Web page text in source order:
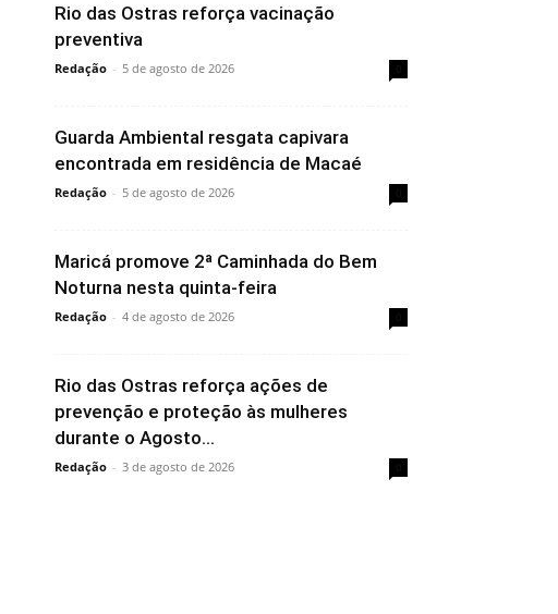
Rio das Ostras reforça vacinação
preventiva
Redação - 5 de agosto de 2026
Guarda Ambiental resgata capivara
encontrada em residência de Macaé
Redação - 5 de agosto de 2026
Maricá promove 2ª Caminhada do Bem
Noturna nesta quinta-feira
Redação - 4 de agosto de 2026
Rio das Ostras reforça ações de
prevenção e proteção às mulheres
durante o Agosto...
Redação - 3 de agosto de 2026